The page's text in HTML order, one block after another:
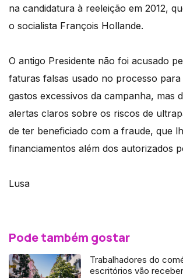
na candidatura à reeleição em 2012,
o socialista François Hollande.
O antigo Presidente não foi acusado
faturas falsas usado no processo
gastos excessivos da campanha, mas
alertas claros sobre os riscos de
de ter beneficiado com a fraude, que
financiamentos além dos autorizados
Lusa
Pode também gostar
Trabalhadores do
escritórios vão